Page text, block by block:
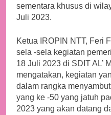
sementara khusus di
Juli 2023.
Ketua IROPIN NTT, Feri
sela -sela kegiatan
18 Juli 2023 di SDIT AL’
mengatakan, kegiatan
dalam rangka
yang ke -50 yang jatuh
2023 yang akan datang